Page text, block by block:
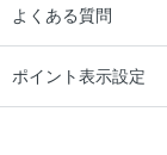
よくある質問
ポイント表示設定